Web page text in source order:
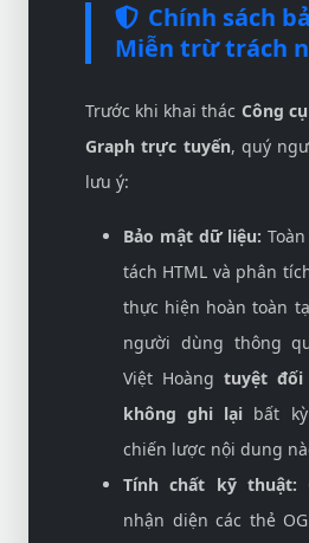
Chính sách
Miễn trừ trách
Trước khi khai thác Công
Graph trực tuyến, quý
lưu ý:
Bảo mật dữ liệu:
tách HTML và phân
thực hiện hoàn toàn
người dùng thông
Việt Hoàng tuyệt
không ghi lại bất
chiến lược nội dung
Tính chất kỹ thuật:
nhận diện các thẻ